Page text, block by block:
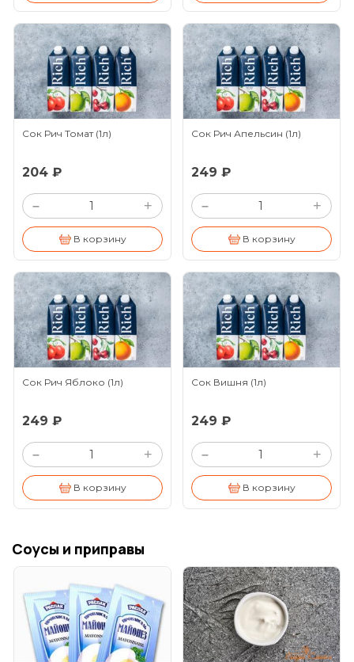
Сок Рич Томат (1л)
204 ₽
– +
В корзину
Сок Рич Апельсин (1л)
249 ₽
– +
В корзину
Сок Рич Яблоко (1л)
249 ₽
– +
В корзину
Сок Вишня (1л)
249 ₽
– +
В корзину
Соусы и приправы